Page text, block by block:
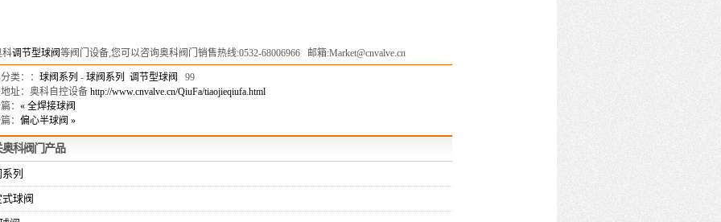
科调节型球阀等阀门设备,您可以咨询奥科阀门销售热线:0532-68006966 邮箱:Market@cnvalve.cn
类：： 球阀系列 - 球阀系列 调节型球阀
99
址：奥科自控设备 http://www.cnvalve.cn/QiuFa/tiaojieqiufa.html
： « 全焊接球阀
： 偏心半球阀 »
奥科阀门产品
列
球阀